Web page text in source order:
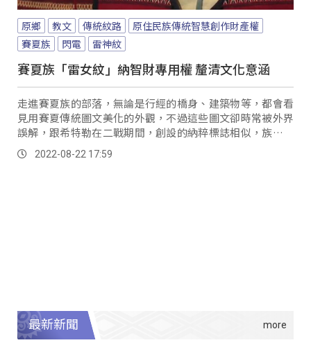
原鄉 教文 傳統紋路
原住民族傳統智慧創作財產權
賽夏族
閃電 雷神紋
賽夏族「雷女紋」納智財專用權 釐清文化意涵
走進賽夏族的部落，無論是行經的橋身、建築物等，都會看
見用賽夏傳統圖文美化的外觀，不過這些圖文卻時常被外界
誤解，跟希特勒在二戰期間，創設的納粹標誌相似，族人澄
清傳統紋路是以菱形來做變化，青年也表示年輕族人更有義
務，藉此向外界進行文化教育。
2022-08-22 17:59
最新新聞